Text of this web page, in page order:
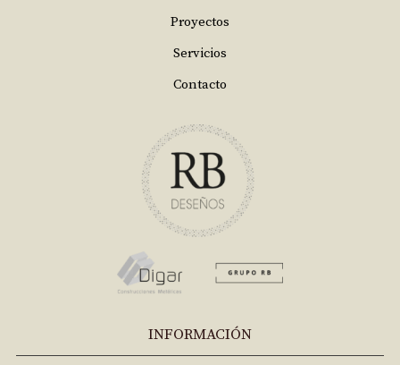
Proyectos
Servicios
Contacto
INFORMACIÓN